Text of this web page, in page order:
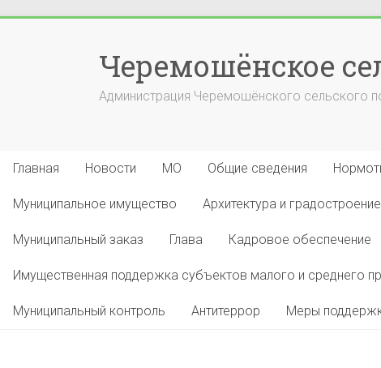
Черемошёнское
Администрация Черемошёнского сельского
Главная Новости МО Общие сведения
Муниципальное имущество Архитектура и градостроение
Муниципальный заказ Глава Кадровое обеспечение
Имущественная поддержка субъектов малого и среднего
Муниципальный контроль Антитеррор Меры